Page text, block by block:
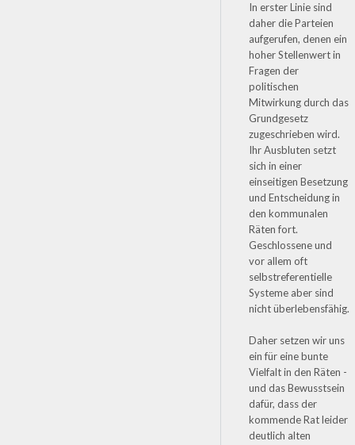
In erster Linie sind
daher die Parteien
aufgerufen, denen ein
hoher Stellenwert in
Fragen der
politischen
Mitwirkung durch das
Grundgesetz
zugeschrieben wird.
Ihr Ausbluten setzt
sich in einer
einseitigen Besetzung
und Entscheidung in
den kommunalen
Räten fort.
Geschlossene und
vor allem oft
selbstreferentielle
Systeme aber sind
nicht überlebensfähig.
Daher setzen wir uns
ein für eine bunte
Vielfalt in den Räten -
und das Bewusstsein
dafür, dass der
kommende Rat leider
deutlich alten